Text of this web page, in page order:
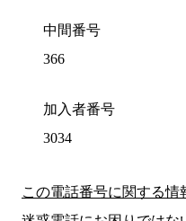
中間番号
366
加入者番号
3034
この電話番号に関する情